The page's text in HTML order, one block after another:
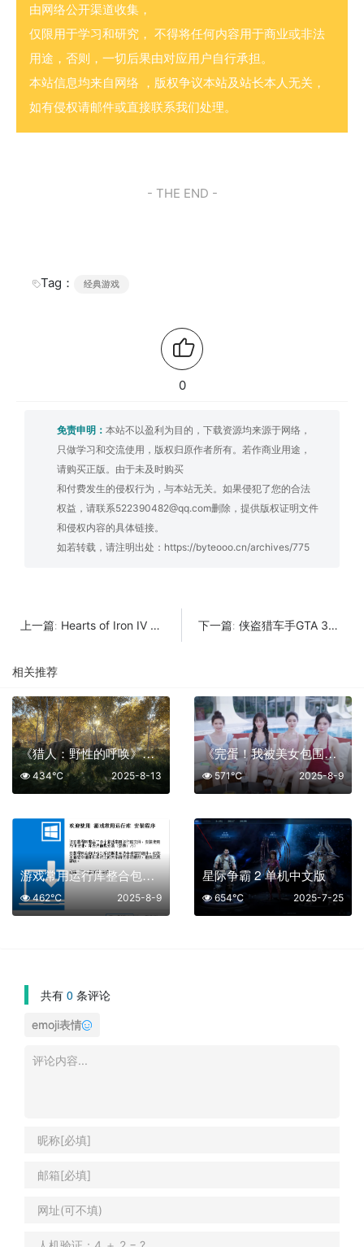
由网络公开渠道收集，
仅限用于学习和研究， 不得将任何内容用于商业或非法
用途，否则，一切后果由对应用户自行承担。
本站信息均来自网络 ，版权争议本站及站长本人无关，
如有侵权请邮件或直接联系我们处理。
- THE END -
Tag： 经典游戏
0
免责申明： 本站不以盈利为目的，下载资源均来源于网络，
只做学习和交流使用，版权归原作者所有。若作商业用途，
请购买正版。由于未及时购买
和付费发生的侵权行为，与本站无关。如果侵犯了您的合法
权益，请联系522390482@qq.com删除，提供版权证明文件
和侵权内容的具体链接。
如若转载，请注明出处： https://byteooo.cn/archives/775
上一篇: Hearts of Iron IV 钢铁雄心4 下一篇: 侠盗猎车手GTA 3罪恶都市重制版
相关推荐
《猎人：野性的呼唤》中文版
2025-8-13
434℃
《完蛋！我被美女包围了！前传》真人美女恋爱影游 中文版
2025-8-9
571℃
游戏常用运行库整合包GRLPackage（v6.4.25.0614）
2025-8-9
462℃
星际争霸 2 单机中文版
2025-7-25
654℃
共有 0 条评论
emoji表情